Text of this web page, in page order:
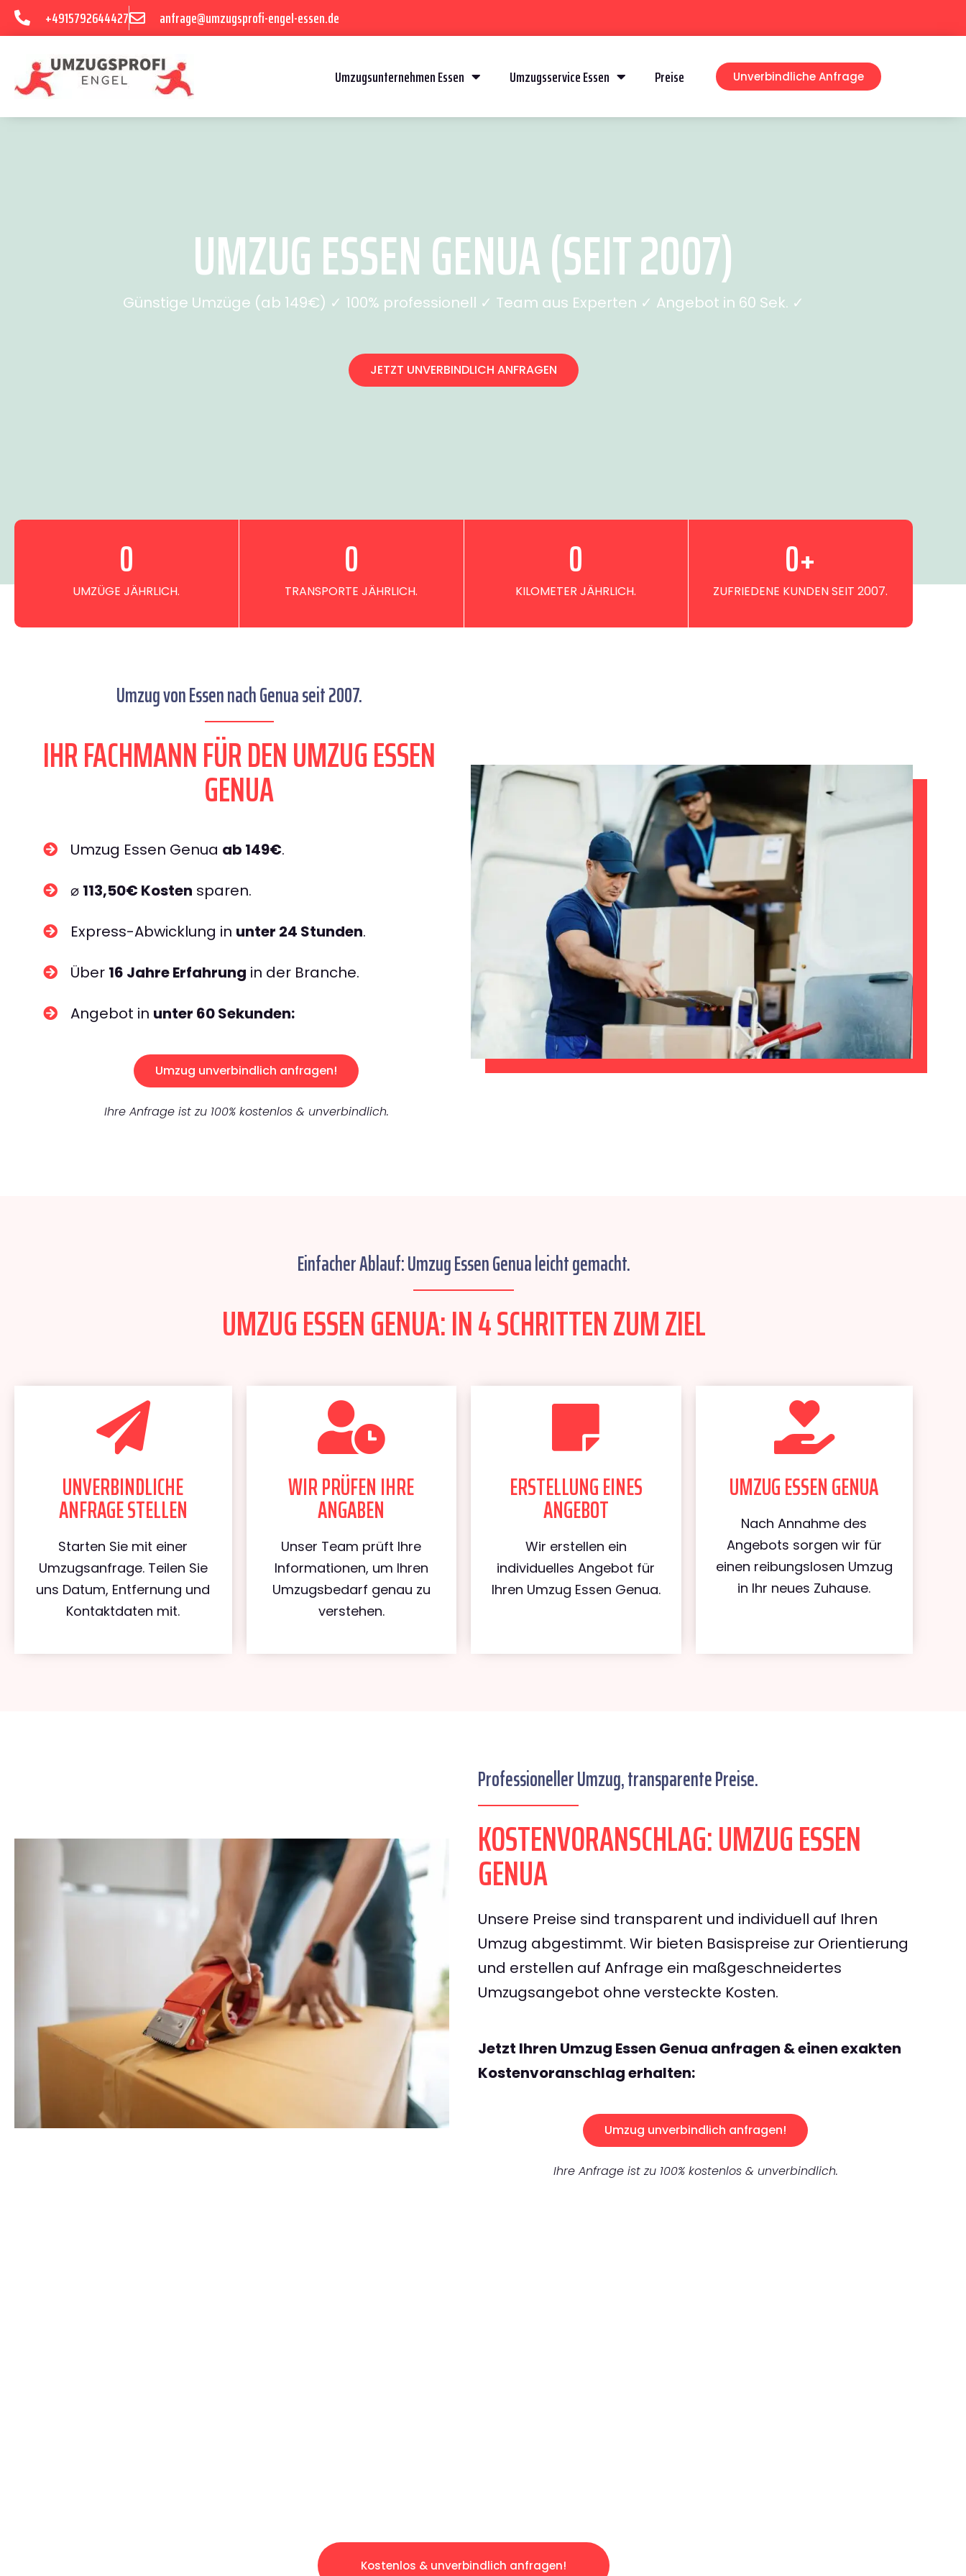
+4915792644427 anfrage@umzugsprofi-engel-essen.de
Umzugsunternehmen Essen Umzugsservice Essen Preise Unverbindliche Anfrage
UMZUG ESSEN GENUA (SEIT 2007)
Günstige Umzüge (ab 149€) ✓ 100% professionell ✓ Team aus Experten ✓ Angebot in 60 Sek. ✓
JETZT UNVERBINDLICH ANFRAGEN
UMZÜGE JÄHRLICH.
0
TRANSPORTE JÄHRLICH.
0
KILOMETER JÄHRLICH.
0
ZUFRIEDENE KUNDEN SEIT 2007.
0+
Umzug von Essen nach Genua seit 2007.
IHR FACHMANN FÜR DEN UMZUG ESSEN
GENUA
Umzug Essen Genua ab 149€.
⌀ 113,50€ Kosten sparen.
Express-Abwicklung in unter 24 Stunden.
Über 16 Jahre Erfahrung in der Branche.
Angebot in unter 60 Sekunden:
Umzug unverbindlich anfragen!
Ihre Anfrage ist zu 100% kostenlos & unverbindlich.
Einfacher Ablauf: Umzug Essen Genua leicht gemacht.
UMZUG ESSEN GENUA: IN 4 SCHRITTEN ZUM ZIEL
UNVERBINDLICHE
ANFRAGE STELLEN
Starten Sie mit einer
Umzugsanfrage. Teilen Sie
uns Datum, Entfernung und
Kontaktdaten mit.
WIR PRÜFEN IHRE
ANGABEN
Unser Team prüft Ihre
Informationen, um Ihren
Umzugsbedarf genau zu
verstehen.
ERSTELLUNG EINES
ANGEBOT
Wir erstellen ein
individuelles Angebot für
Ihren Umzug Essen Genua.
UMZUG ESSEN GENUA
Nach Annahme des
Angebots sorgen wir für
einen reibungslosen Umzug
in Ihr neues Zuhause.
Professioneller Umzug, transparente Preise.
KOSTENVORANSCHLAG: UMZUG ESSEN
GENUA
Unsere Preise sind transparent und individuell auf Ihren
Umzug abgestimmt. Wir bieten Basispreise zur Orientierung
und erstellen auf Anfrage ein maßgeschneidertes
Umzugsangebot ohne versteckte Kosten.
Jetzt Ihren Umzug Essen Genua anfragen & einen exakten
Kostenvoranschlag erhalten:
Umzug unverbindlich anfragen!
Ihre Anfrage ist zu 100% kostenlos & unverbindlich.
Kostenlos & unverbindlich anfragen!